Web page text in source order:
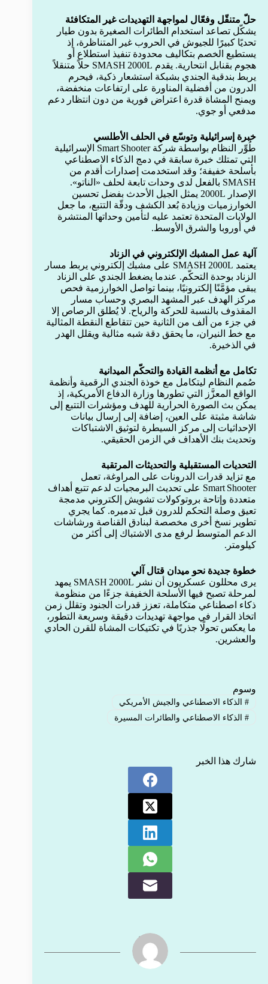
حلّ متنقّل وفعّال لمواجهة التهديدات غير المتكافئة
يشكّل تصاعد استخدام الطائرات الصغيرة بدون طيار
تحديًا كبيرًا للجيوش في الحروب غير المتناظرة، إذ
يستطيع الخصم بتكاليف محدودة تنفيذ استطلاع أو
هجوم بقنابل انتحارية. يقدم SMASH 2000L حلاً متنقلاً
يربط بندقية الجندي بشبكة استشعار ذكية، فيحرم
الدرون من أفضلية المناورة على ارتفاعات منخفضة،
ويمنح المشاة قدرة اعتراض فورية من دون انتظار دعم
مدفعي أو جوي.
خبرة إسرائيلية وتوسّع في الحلف الأطلسي
طُوِّر النظام بواسطة شركة Smart Shooter الإسرائيلية
التي تمتلك خبرة سابقة في دمج الذكاء الاصطناعي
بأسلحة خفيفة؛ وقد استخدمت إصدارات أقدم من
SMASH بالفعل لدى وحدات تابعة لحلف «الناتو».
الإصدار 2000L يمثل الجيل الأحدث بفضل تحسين
الخوارزميات وزيادة بُعد الكشف ودقّة التتبع، ما جعل
الولايات المتحدة تعتمد عليه لتأمين وحداتها المنتشرة
في أوروبا والشرق الأوسط.
آلية عمل المشبك الإلكتروني في الزناد
يعتمد SMASH 2000L على مشبك إلكتروني يربط مسار
الزناد بوحدة التحكّم. عندما يضغط الجندي على الزناد
يبقى مؤمَّنًا إلكترونيًا، بينما تواصل الخوارزمية فحص
مركز الهدف عبر المشهد البصري وحساب مسار
المقذوف بالنسبة للحركة والرياح. لا يُطلق الرصاص إلا
في جزء من ألف من الثانية حين تتقاطع النقطة المثالية
مع خط النيران، ما يحقق دقة شبه مثالية ويقلل الهدر
في الذخيرة.
تكامل مع أنظمة القيادة والتحكّم الميدانية
صُمم النظام ليتكامل مع خوذة الجندي الرقمية وأنظمة
الواقع المعزَّز التي تطورها وزارة الدفاع الأمريكية، إذ
يمكن بث الصورة الحرارية للهدف ومؤشرات التتبع إلى
شاشة مثبتة على العين، إضافة إلى إرسال بيانات
الإحداثيات إلى مركز السيطرة لتوثيق الاشتباكات
وتحديث بنك الأهداف في الزمن الحقيقي.
التحديات المستقبلية والتحديثات المرتقبة
مع تزايد قدرات الدرونات على المراوغة، تعمل
Smart Shooter على تحديث البرمجيات لدعم تتبع أهداف
متعددة وإتاحة بروتوكولات تشويش إلكتروني مدمجة
تعيق وصلة التحكم للدرون قبل تدميره. كما يجري
تطوير نسخ أخرى مخصصة لبنادق القناصة ورشاشات
الدعم المتوسط لرفع مدى الاشتباك إلى أكثر من
كيلومتر.
خطوة جديدة نحو ميدان قتال آلي
يرى محللون عسكريون أن نشر SMASH 2000L يمهد
لمرحلة تصبح فيها الأسلحة الخفيفة جزءًا من منظومة
ذكاء اصطناعي متكاملة، تعزز قدرات الجنود وتقلل زمن
اتخاذ القرار في مواجهة تهديدات دقيقة وسريعة التطور،
ما يعكس تحولًا جذريًا في تكتيكات المشاة للقرن الحادي
والعشرين.
وسوم
#الذكاء الاصطناعي والجيش الأمريكي
#الذكاء الاصطناعي والطائرات المسيرة
شارك هذا الخبر